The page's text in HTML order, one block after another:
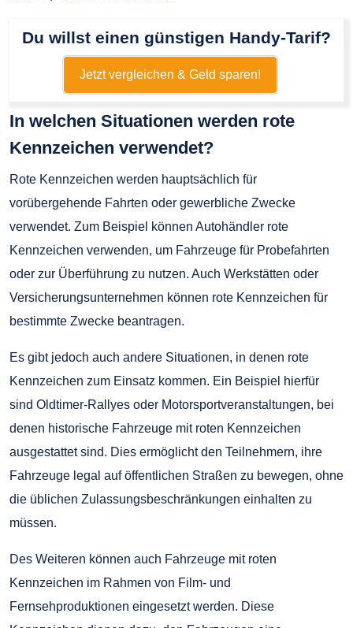
Du willst einen günstigen Handy-Tarif?
Jetzt vergleichen & Geld sparen!
In welchen Situationen werden rote
Kennzeichen verwendet?
Rote Kennzeichen werden hauptsächlich für
vorübergehende Fahrten oder gewerbliche Zwecke
verwendet. Zum Beispiel können Autohändler rote
Kennzeichen verwenden, um Fahrzeuge für Probefahrten
oder zur Überführung zu nutzen. Auch Werkstätten oder
Versicherungsunternehmen können rote Kennzeichen für
bestimmte Zwecke beantragen.
Es gibt jedoch auch andere Situationen, in denen rote
Kennzeichen zum Einsatz kommen. Ein Beispiel hierfür
sind Oldtimer-Rallyes oder Motorsportveranstaltungen, bei
denen historische Fahrzeuge mit roten Kennzeichen
ausgestattet sind. Dies ermöglicht den Teilnehmern, ihre
Fahrzeuge legal auf öffentlichen Straßen zu bewegen, ohne
die üblichen Zulassungsbeschränkungen einhalten zu
müssen.
Des Weiteren können auch Fahrzeuge mit roten
Kennzeichen im Rahmen von Film- und
Fernsehproduktionen eingesetzt werden. Diese